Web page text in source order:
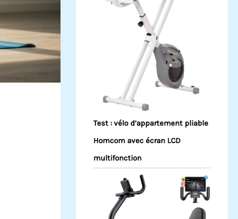
Test : vélo d’appartement pliable
Homcom avec écran LCD
multifonction